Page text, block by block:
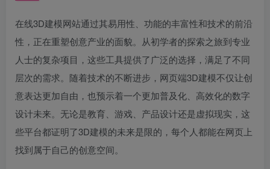
在线3D建模网站通过其易用性、功能的丰富性和技术的前沿
性，正在重塑创意产业的面貌。从初学者的探索之旅到专业
人士的复杂项目，这些工具提供了广泛的选择，满足了不同
层次的需求。随着技术的不断进步，网页端3D建模不仅让创
意表达更加自由，也预示着一个更加普及化、高效化的数字
设计未来。无论是教育、游戏、产品设计还是虚拟现实，这
些平台都证明了3D建模的未来是限的，每个人都能在网页上
找到属于自己的创意空间。